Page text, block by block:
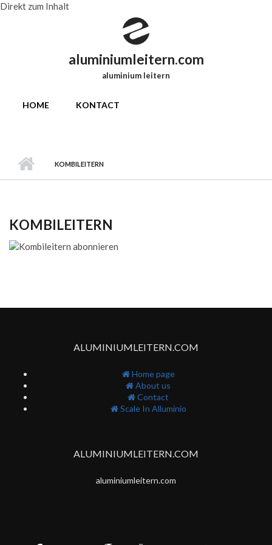
Direkt zum Inhalt
aluminiumleitern.com
aluminium leitern
HOME KONTACT
KOMBILEITERN
KOMBILEITERN
ALUMINIUMLEITERN.COM
Home page
About us
Contact
Scale In Alluminio
ALUMINIUMLEITERN.COM
aluminiumleitern.com